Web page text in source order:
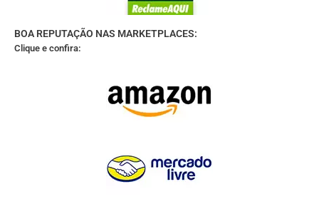
BOA REPUTAÇÃO NAS MARKETPLACES:
Clique e confira: